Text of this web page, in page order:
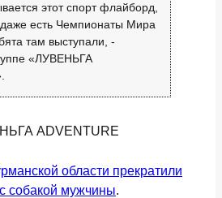
этот спорт флайборд,
есть Чемпионаты Мира
там выступали, -
«ЛУВЕНЬГА
ADVENTURE
области прекратили
собакой мужчины.